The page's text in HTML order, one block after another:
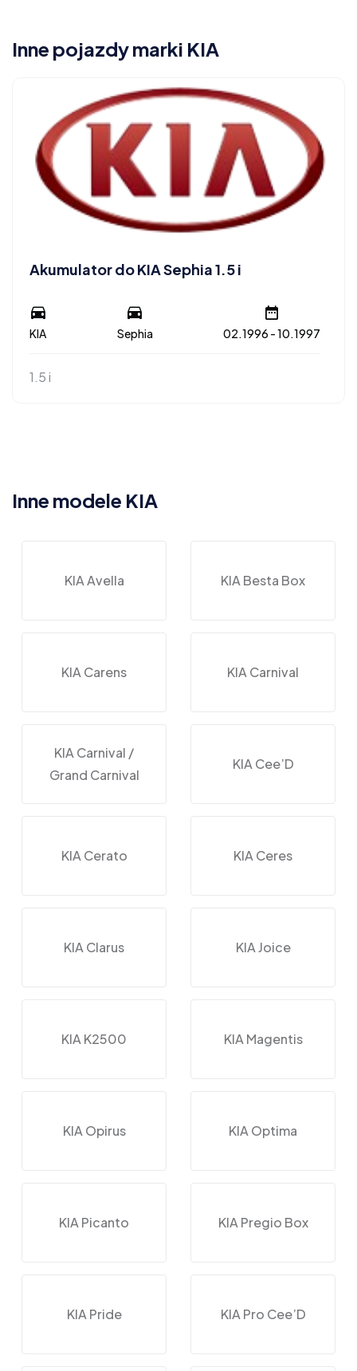
Inne pojazdy marki KIA
Akumulator do KIA Sephia 1.5 i
KIA Sephia 02.1996 - 10.1997
1.5 i
Inne modele KIA
KIA Avella KIA Besta Box
KIA Carens KIA Carnival
KIA Carnival /
Grand Carnival
KIA Cee’D
KIA Cerato KIA Ceres
KIA Clarus KIA Joice
KIA K2500 KIA Magentis
KIA Opirus KIA Optima
KIA Picanto KIA Pregio Box
KIA Pride KIA Pro Cee’D